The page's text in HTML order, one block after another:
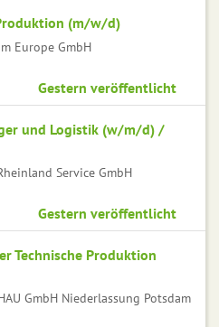
(m/w/d)
Europe GmbH
Gestern veröffentlicht
und Logistik (w/m/d) /
Service GmbH
Gestern veröffentlicht
Technische Produktion
GmbH Niederlassung Potsdam